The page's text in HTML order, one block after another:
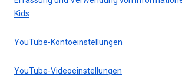
Kids
YouTube-Kontoeinstellungen
YouTube-Videoeinstellungen